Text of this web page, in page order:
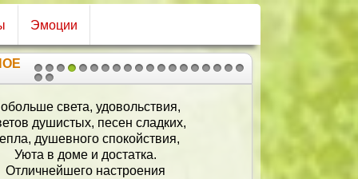
Эмоции
1 2
2021
света, удовольствия,
душистых, песен сладких,
душевного спокойствия,
Уюта в доме и достатка.
Отличнейшего настроения